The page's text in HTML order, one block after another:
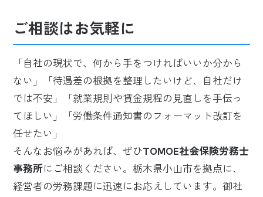
ご相談はお気軽に
「自社の現状で、何から手をつければいいか分から
ない」「待遇差の根拠を整理したいけど、自社だけ
では不安」「就業規則や賃金規程の見直しを手伝っ
てほしい」「労働条件通知書のフォーマット改訂を
任せたい」
そんなお悩みがあれば、ぜひTOMOE社会保険労務士
事務所にご相談ください。栃木県小山市を拠点に、
経営者の労務課題に迅速にお応えしています。御社